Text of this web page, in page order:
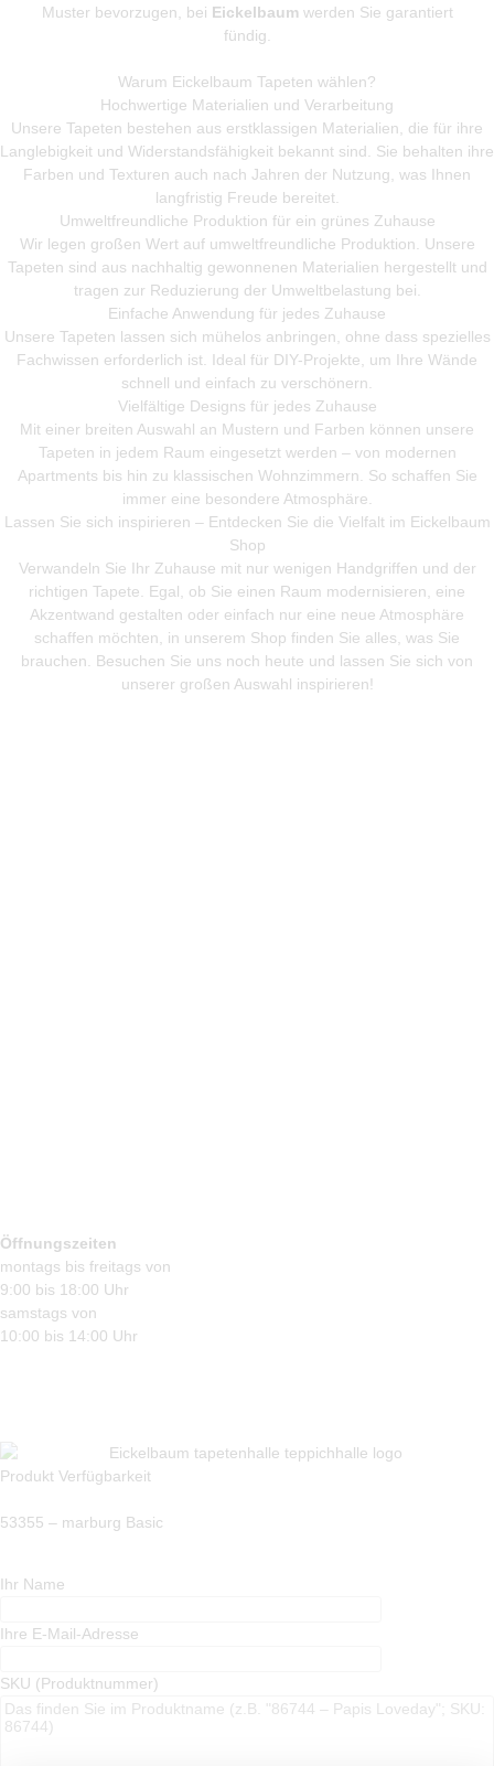
Muster bevorzugen, bei Eickelbaum werden Sie garantiert
fündig.
Warum Eickelbaum Tapeten wählen?
Hochwertige Materialien und Verarbeitung
Unsere Tapeten bestehen aus erstklassigen Materialien, die für ihre
Langlebigkeit und Widerstandsfähigkeit bekannt sind. Sie behalten ihre
Farben und Texturen auch nach Jahren der Nutzung, was Ihnen
langfristig Freude bereitet.
Umweltfreundliche Produktion für ein grünes Zuhause
Wir legen großen Wert auf umweltfreundliche Produktion. Unsere
Tapeten sind aus nachhaltig gewonnenen Materialien hergestellt und
tragen zur Reduzierung der Umweltbelastung bei.
Einfache Anwendung für jedes Zuhause
Unsere Tapeten lassen sich mühelos anbringen, ohne dass spezielles
Fachwissen erforderlich ist. Ideal für DIY-Projekte, um Ihre Wände
schnell und einfach zu verschönern.
Vielfältige Designs für jedes Zuhause
Mit einer breiten Auswahl an Mustern und Farben können unsere
Tapeten in jedem Raum eingesetzt werden – von modernen
Apartments bis hin zu klassischen Wohnzimmern. So schaffen Sie
immer eine besondere Atmosphäre.
Lassen Sie sich inspirieren – Entdecken Sie die Vielfalt im Eickelbaum
Shop
Verwandeln Sie Ihr Zuhause mit nur wenigen Handgriffen und der
richtigen Tapete. Egal, ob Sie einen Raum modernisieren, eine
Akzentwand gestalten oder einfach nur eine neue Atmosphäre
schaffen möchten, in unserem Shop finden Sie alles, was Sie
brauchen. Besuchen Sie uns noch heute und lassen Sie sich von
unserer großen Auswahl inspirieren!
Öffnungszeiten
montags bis freitags von
9:00 bis 18:00 Uhr
samstags von
10:00 bis 14:00 Uhr
Produkt Verfügbarkeit
53355 – marburg Basic
Ihr Name
Ihre E-Mail-Adresse
SKU (Produktnummer)